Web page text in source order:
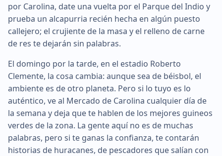
por Carolina, date una vuelta por el Parque del Indio y
prueba un alcapurria recién hecha en algún puesto
callejero; el crujiente de la masa y el relleno de carne
de res te dejarán sin palabras.
El domingo por la tarde, en el estadio Roberto
Clemente, la cosa cambia: aunque sea de béisbol, el
ambiente es de otro planeta. Pero si lo tuyo es lo
auténtico, ve al Mercado de Carolina cualquier día de
la semana y deja que te hablen de los mejores guineos
verdes de la zona. La gente aquí no es de muchas
palabras, pero si te ganas la confianza, te contarán
historias de huracanes, de pescadores que salían con